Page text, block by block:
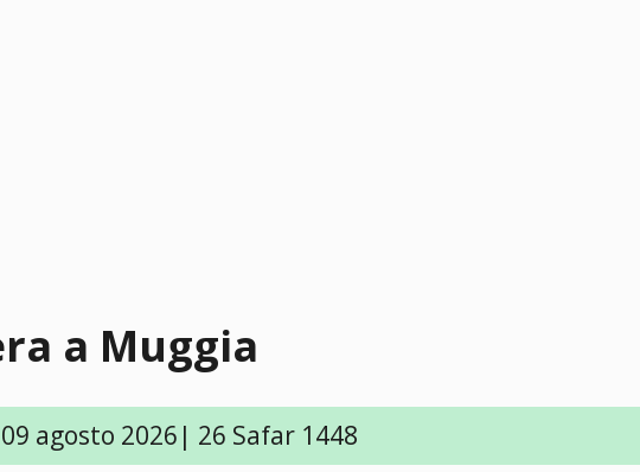
a Muggia
09 agosto 2026| 26 Safar 1448